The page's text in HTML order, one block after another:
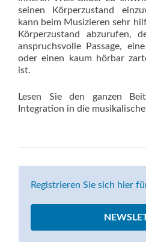
seinen Körperzustand
kann beim Musizieren sehr
Körperzustand
anspruchsvolle Passage,
oder einen kaum hörbar
ist.
Lesen Sie den ganzen
Integration in die
Registrieren Sie sich hier